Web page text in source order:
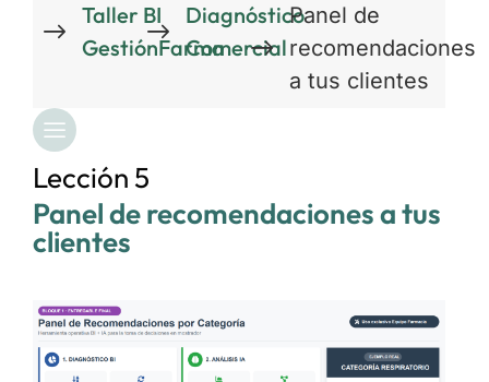
Taller BI
GestiónFarma
Diagnóstico
Comercial
Panel de
recomendaciones
a tus clientes
Lección 5
Panel de recomendaciones a tus
clientes